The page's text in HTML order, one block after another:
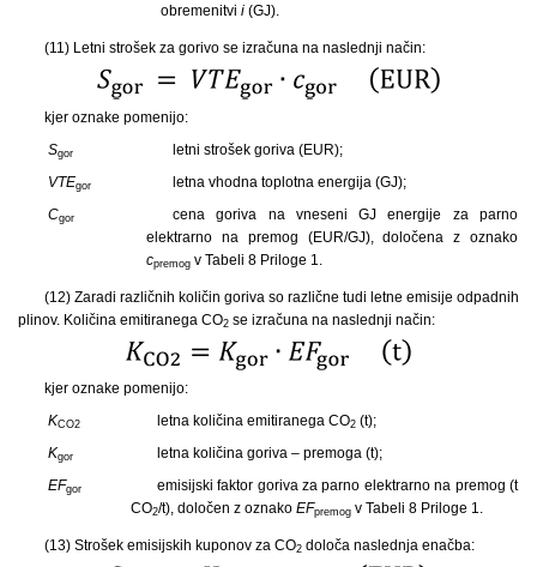
obremenitvi i (GJ).
(11) Letni strošek za gorivo se izračuna na naslednji način:
kjer oznake pomenijo:
Sgor
letni strošek goriva (EUR);
VTEgor
letna vhodna toplotna energija (GJ);
Cgor
cena goriva na vneseni GJ energije za parno
elektrarno na premog (EUR/GJ), določena z oznako
cpremog v Tabeli 8 Priloge 1.
(12) Zaradi različnih količin goriva so različne tudi letne emisije odpadnih
plinov. Količina emitiranega CO2 se izračuna na naslednji način:
kjer oznake pomenijo:
KCO2 letna količina emitiranega CO2 (t);
Kgor
letna količina goriva – premoga (t);
EFgor
emisijski faktor goriva za parno elektrarno na premog (t
CO2/t), določen z oznako EFpremog v Tabeli 8 Priloge 1.
(13) Strošek emisijskih kuponov za CO2določa naslednja enačba: